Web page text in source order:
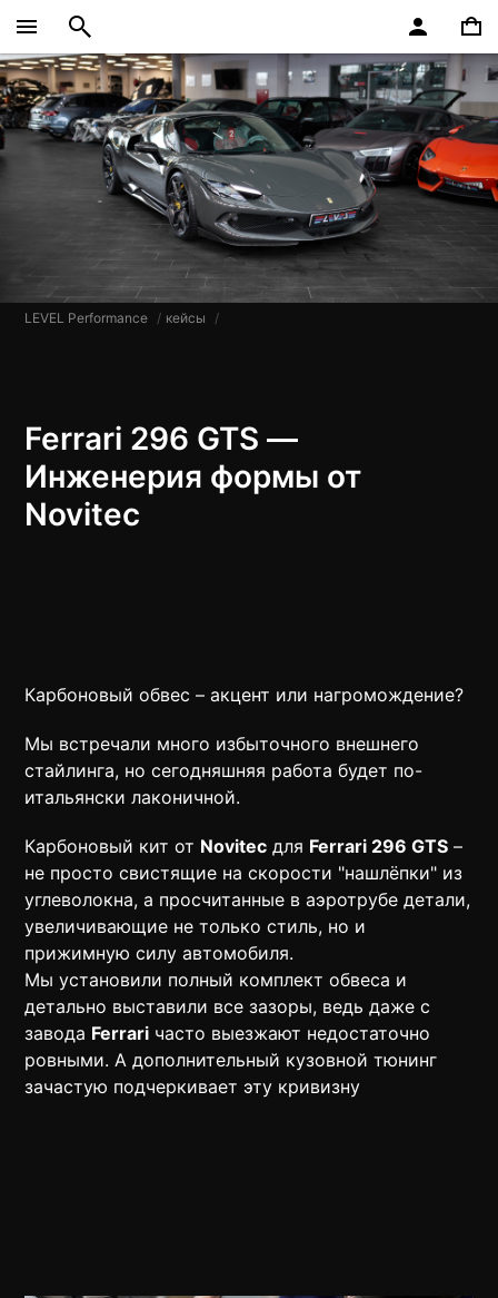
LEVEL Performance кейсы
Ferrari 296 GTS —
Инженерия формы от
Novitec
Карбоновый обвес – акцент или нагромождение?
Мы встречали много избыточного внешнего
стайлинга, но сегодняшняя работа будет по-
итальянски лаконичной.
Карбоновый кит от Novitec для Ferrari 296 GTS –
не просто свистящие на скорости "нашлёпки" из
углеволокна, а просчитанные в аэротрубе детали,
увеличивающие не только стиль, но и
прижимную силу автомобиля.
Мы установили полный комплект обвеса и
детально выставили все зазоры, ведь даже с
завода Ferrari часто выезжают недостаточно
ровными. А дополнительный кузовной тюнинг
зачастую подчеркивает эту кривизну